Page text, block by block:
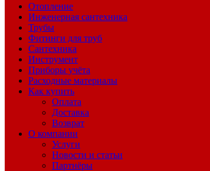
Отопление
Инженерная сантехника
Трубы
Фитинги для труб
Сантехника
Инструмент
Приборы учёта
Расходные материалы
Как купить
Оплата
Доставка
Возврат
О компании
Услуги
Новости и статьи
Партнёры